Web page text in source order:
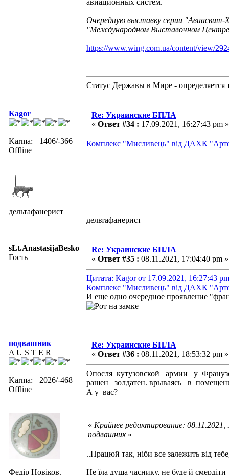
Очередную выставку серии "Авиасвит-
"Международном Выставочном
https://www.wing.com.ua/content/view/
Статус Державы в Мире - определяется
Kagor
Karma: +1406/-366
Offline
дельтафанерист
Re: Украинские БПЛА
« Ответ #34 : 17.09.2021, 16:27:43 pm »
Комплекс "Мисливець" від ДАХК
дельтафанерист
sLt.AnastasijaBesko
Гость
Re: Украинские БПЛА
« Ответ #35 : 08.11.2021, 17:04:40 pm »
Цитата: Kagor от 17.09.2021, 16:27:43 pm
Комплекс "Мисливець" від ДАХК
И еще одно очередное проявление
подвашник
A U S T E R
Karma: +2026/-468
Offline
Федір Новіков.
Re: Украинские БПЛА
« Ответ #36 : 08.11.2021, 18:53:32 pm »
Опосля кутузовской армии у
рашен золдатен. врываясь в
А у вас?
« Крайнее редактирование:
подвашник»
..Працюй так, ніби все залежить від
Не їла душа часнику, не буде й смердіти